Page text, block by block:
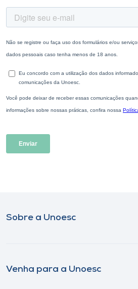
Sobre a Unoesc
Venha para a Unoesc